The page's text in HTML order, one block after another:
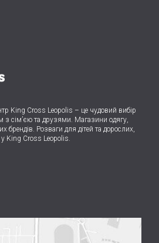
King Cross Leopolis – це чудовий вибір
з сім’єю та друзями. Магазини одягу,
брендів. Розваги для дітей та дорослих,
у King Cross Leopolis.